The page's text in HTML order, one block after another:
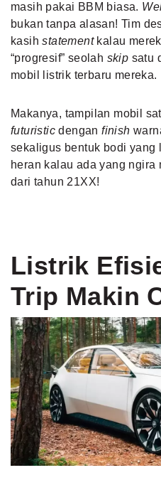
masih pakai BBM biasa.
bukan tanpa alasan! Tim
kasihstatement kalau
“progresif” seolah skip satu
mobil listrik terbaru mereka.
Makanya, tampilan mobil
futuristicdenganfinish
sekaligus bentuk bodi yang
heran kalau ada yang ngira
dari tahun 21XX!
Listrik
Trip Makin